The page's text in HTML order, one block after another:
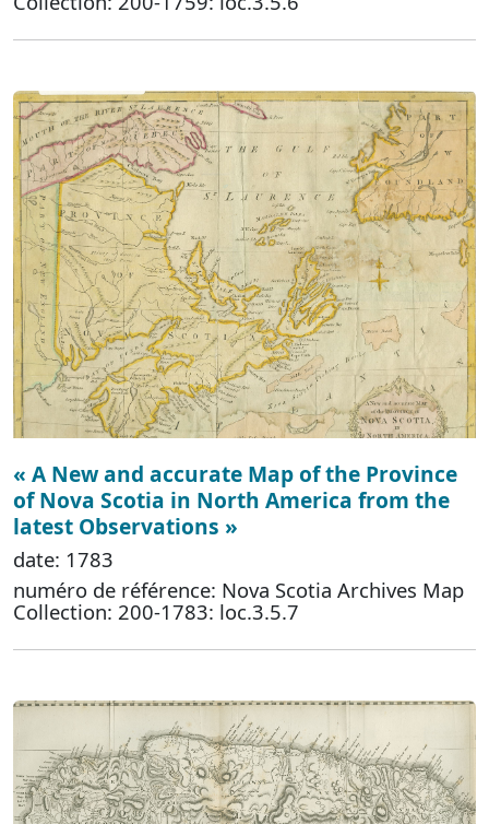
« A New and accurate Map of the Province
of Nova Scotia in North America from the
latest Observations »
date: 1783
numéro de référence: Nova Scotia Archives Map
Collection: 200-1783: loc.3.5.7